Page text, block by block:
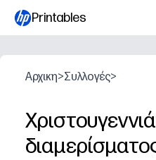
Printables
Αρχικη>Συλλογές>